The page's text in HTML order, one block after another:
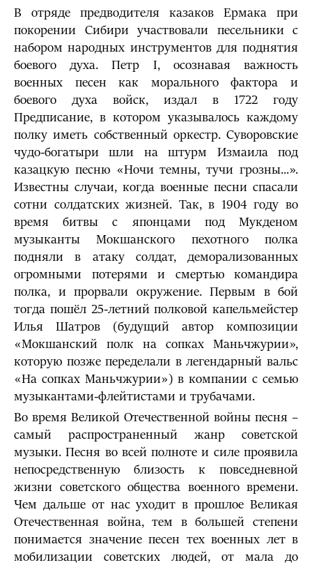
В отряде предводителя казаков Ермака при
покорении Сибири участвовали песельники с
набором народных инструментов для поднятия
боевого духа. Петр I, осознавая важность
военных песен как морального фактора и
боевого духа войск, издал в 1722 году
Предписание, в котором указывалось каждому
полку иметь собственный оркестр. Суворовские
чудо-богатыри шли на штурм Измаила под
казацкую песню «Ночи темны, тучи грозны...».
Известны случаи, когда военные песни спасали
сотни солдатских жизней. Так, в 1904 году во
время битвы с японцами под Мукденом
музыканты Мокшанского пехотного полка
подняли в атаку солдат, деморализованных
огромными потерями и смертью командира
полка, и прорвали окружение. Первым в бой
тогда пошёл 25-летний полковой капельмейстер
Илья Шатров (будущий автор композиции
«Мокшанский полк на сопках Маньчжурии»,
которую позже переделали в легендарный вальс
«На сопках Маньчжурии») в компании с семью
музыкантами-флейтистами и трубачами.
Во время Великой Отечественной войны песня –
самый распространенный жанр советской
музыки. Песня во всей полноте и силе проявила
непосредственную близость к повседневной
жизни советского общества военного времени.
Чем дальше от нас уходит в прошлое Великая
Отечественная война, тем в большей степени
понимается значение песен тех военных лет в
мобилизации советских людей, от мала до